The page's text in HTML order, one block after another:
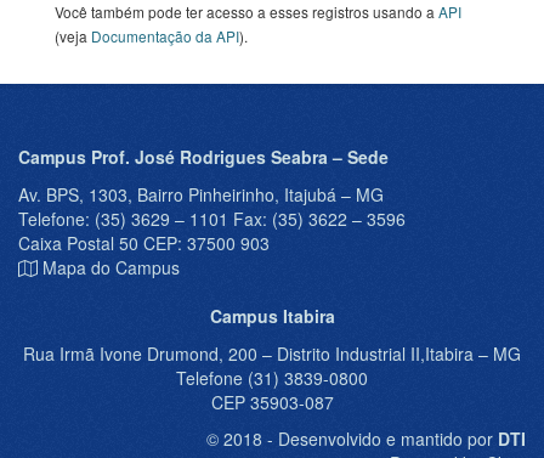
Você também pode ter acesso a esses registros usando a API
(veja Documentação da API).
Campus Prof. José Rodrigues Seabra – Sede
Av. BPS, 1303, Bairro Pinheirinho, Itajubá – MG
Telefone: (35) 3629 – 1101 Fax: (35) 3622 – 3596
Caixa Postal 50 CEP: 37500 903
Mapa do Campus
Campus Itabira
Rua Irmã Ivone Drumond, 200 – Distrito Industrial II,Itabira – MG
Telefone (31) 3839-0800
CEP 35903-087
© 2018 - Desenvolvido e mantido por DTI